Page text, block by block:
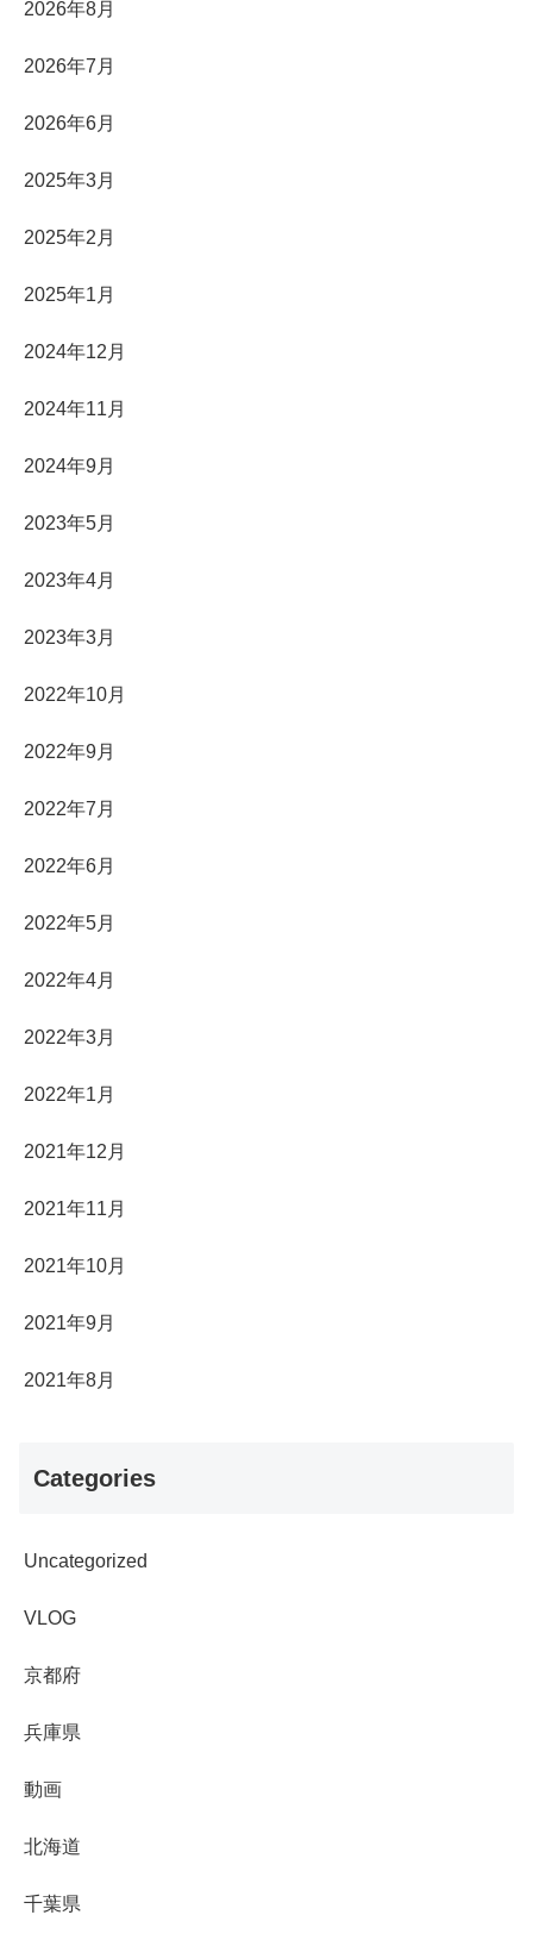
2026年8月
2026年7月
2026年6月
2025年3月
2025年2月
2025年1月
2024年12月
2024年11月
2024年9月
2023年5月
2023年4月
2023年3月
2022年10月
2022年9月
2022年7月
2022年6月
2022年5月
2022年4月
2022年3月
2022年1月
2021年12月
2021年11月
2021年10月
2021年9月
2021年8月
Categories
Uncategorized
VLOG
京都府
兵庫県
動画
北海道
千葉県